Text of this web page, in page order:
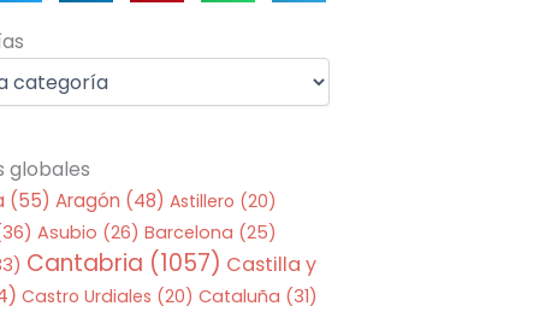
globales
(55) Aragón (48) Astillero (20)
Asubio (26) Barcelona (25)
Cantabria (1057) Castilla y
Castro Urdiales (20) Cataluña (31)